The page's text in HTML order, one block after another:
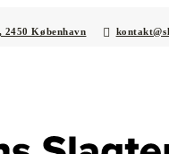
2450 København